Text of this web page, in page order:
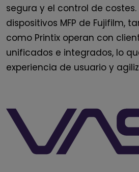
segura y el control de costes.
dispositivos MFP de Fujifilm,
como Printix operan con
unificados e integrados, lo
experiencia de usuario y